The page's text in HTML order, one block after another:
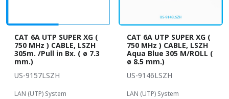
CAT 6A UTP SUPER XG (
750 MHz ) CABLE, LSZH
305m. /Pull in Bx. ( ø 7.3
mm.)
US-9157LSZH
LAN (UTP) System
CAT 6A UTP SUPER XG (
750 MHz ) CABLE, LSZH
Aqua Blue 305 M/ROLL (
ø 8.5 mm.)
US-9146LSZH
LAN (UTP) System